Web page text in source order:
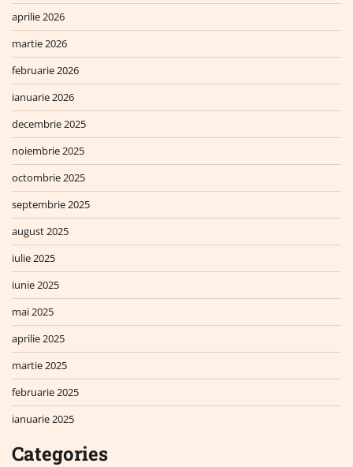
aprilie 2026
martie 2026
februarie 2026
ianuarie 2026
decembrie 2025
noiembrie 2025
octombrie 2025
septembrie 2025
august 2025
iulie 2025
iunie 2025
mai 2025
aprilie 2025
martie 2025
februarie 2025
ianuarie 2025
Categories